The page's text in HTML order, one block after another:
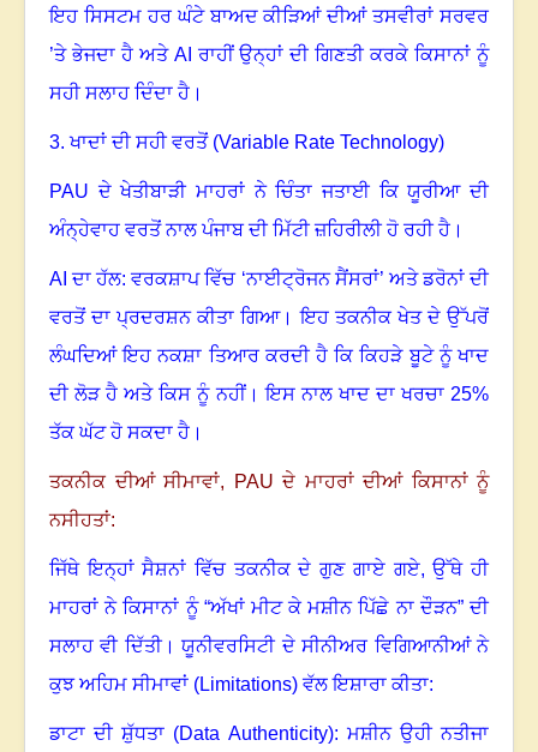
ਇਹ ਸਿਸਟਮ ਹਰ ਘੰਟੇ ਬਾਅਦ ਕੀੜਿਆਂ ਦੀਆਂ ਤਸਵੀਰਾਂ ਸਰਵਰ
’ਤੇ ਭੇਜਦਾ ਹੈ ਅਤੇ AI ਰਾਹੀਂ ਉਨ੍ਹਾਂ ਦੀ ਗਿਣਤੀ ਕਰਕੇ ਕਿਸਾਨਾਂ ਨੂੰ
ਸਹੀ ਸਲਾਹ ਦਿੰਦਾ ਹੈ।
3.ਖਾਦਾਂ ਦੀ ਸਹੀ ਵਰਤੋਂ (Variab e Rate Technology)
PAUਦੇ ਖੇਤੀਬਾੜੀ ਮਾਹਰਾਂ ਨੇ ਚਿੰਤਾ ਜਤਾਈ ਕਿ ਯੂਰੀਆ ਦੀ
ਅੰਨ੍ਹੇਵਾਹ ਵਰਤੋਂ ਨਾਲ ਪੰਜਾਬ ਦੀ ਮਿੱਟੀ ਜ਼ਹਿਰੀਲੀ ਹੋ ਰਹੀ ਹੈ।
AIਦਾ ਹੱਲ: ਵਰਕਸ਼ਾਪ ਵਿੱਚ ‘ਨਾਈਟ੍ਰੋਜਨ ਸੈਂਸਰਾਂ’ ਅਤੇ ਡਰੋਨਾਂ ਦੀ
ਵਰਤੋਂ ਦਾ ਪ੍ਰਦਰਸ਼ਨ ਕੀਤਾ ਗਿਆ। ਇਹ ਤਕਨੀਕ ਖੇਤ ਦੇ ਉੱਪਰੋਂ
ਲੰਘਦਿਆਂ ਇਹ ਨਕਸ਼ਾ ਤਿਆਰ ਕਰਦੀ ਹੈ ਕਿ ਕਿਹੜੇ ਬੂਟੇ ਨੂੰ ਖਾਦ
ਦੀ ਲੋੜ ਹੈ ਅਤੇ ਕਿਸ ਨੂੰ ਨਹੀਂ। ਇਸ ਨਾਲ ਖਾਦ ਦਾ ਖਰਚਾ 25%
ਤੱਕ ਘੱਟ ਹੋ ਸਕਦਾ ਹੈ।
ਤਕਨੀਕ ਦੀਆਂ ਸੀਮਾਵਾਂ, PAUਦੇ ਮਾਹਰਾਂ ਦੀਆਂ ਕਿਸਾਨਾਂ ਨੂੰ
ਨਸੀਹਤਾਂ:
ਜਿੱਥੇ ਇਨ੍ਹਾਂ ਸੈਸ਼ਨਾਂ ਵਿੱਚ ਤਕਨੀਕ ਦੇ ਗੁਣ ਗਾਏ ਗਏ,ਉੱਥੇ ਹੀ
ਮਾਹਰਾਂ ਨੇ ਕਿਸਾਨਾਂ ਨੂੰ “ਅੱਖਾਂ ਮੀਟ ਕੇ ਮਸ਼ੀਨ ਪਿੱਛੇ ਨਾ ਦੌੜਨ” ਦੀ
ਸਲਾਹ ਵੀ ਦਿੱਤੀ। ਯੂਨੀਵਰਸਿਟੀ ਦੇ ਸੀਨੀਅਰ ਵਿਗਿਆਨੀਆਂ ਨੇ
ਕੁਝ ਅਹਿਮ ਸੀਮਾਵਾਂ (Limitations) ਵੱਲ ਇਸ਼ਾਰਾ ਕੀਤਾ:
ਡਾਟਾ ਦੀ ਸ਼ੁੱਧਤਾ (Data Authenticity): ਮਸ਼ੀਨ ਉਹੀ ਨਤੀਜਾ